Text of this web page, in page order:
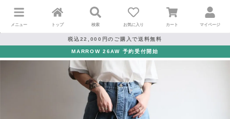
メニュー トップ 検索 お気に入り カート マイページ
税込22,000円のご購入で送料無料
MARROW 26AW 予約受付開始